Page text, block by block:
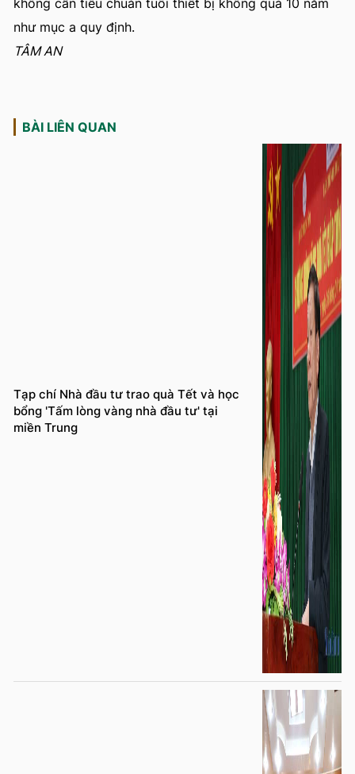
không cần tiêu chuản tuổi thiết bị không quá 10 năm
như mục a quy định.
TÂM AN
BÀI LIÊN QUAN
Tạp chí Nhà đầu tư trao quà Tết và học
bổng 'Tấm lòng vàng nhà đầu tư' tại
miền Trung